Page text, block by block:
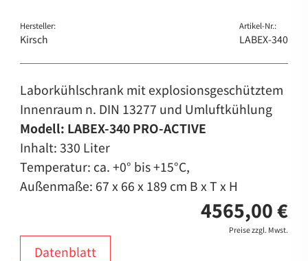
Hersteller:
Kirsch
Artikel-Nr.:
LABEX-340
Laborkühlschrank mit explosionsgeschütztem
Innenraum n. DIN 13277 und Umluftkühlung
Modell: LABEX-340 PRO-ACTIVE
Inhalt: 330 Liter
Temperatur: ca. +0° bis +15°C,
Außenmaße: 67 x 66 x 189 cm B x T x H
4565,00 €
Preise zzgl. Mwst.
Datenblatt